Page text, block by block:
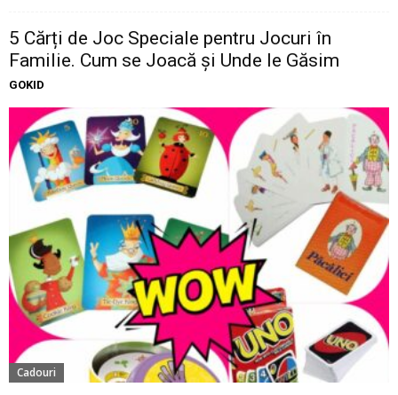
5 Cărți de Joc Speciale pentru Jocuri în
Familie. Cum se Joacă și Unde le Găsim
GOKID
Cadouri